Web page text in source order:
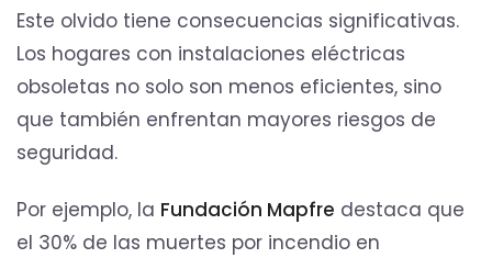
Este olvido tiene consecuencias significativas.
Los hogares con instalaciones eléctricas
obsoletas no solo son menos eficientes, sino
que también enfrentan mayores riesgos de
seguridad.
Por ejemplo, la Fundación Mapfre destaca que
el 30% de las muertes por incendio en